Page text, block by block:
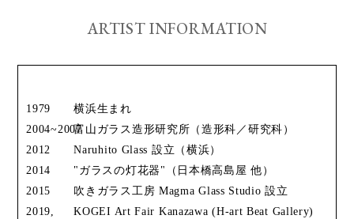
ARTIST INFORMATION
1979
横浜生まれ
2004~2007富山ガラス造形研究所（造形科／研究科）
2012
Naruhito Glass 設立（横浜）
2014
"ガラスの灯花器"（日本橋高島屋 他）
2015
吹きガラス工房 Magma Glass Studio 設立
2019,
KOGEI Art Fair Kanazawa (H-art Beat Gallery)